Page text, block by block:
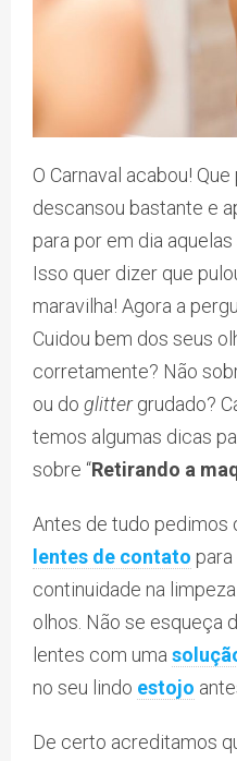
O Carnaval acabou! Que
descansou bastante e
para por em dia
Isso quer dizer que
maravilha! Agora a
Cuidou bem dos seus
corretamente? Não
ou do glittergrudado?
temos algumas dicas
sobre “Retirando a
Antes de tudo pedimos
lentes de contato
continuidade na
olhos. Não se esqueça
lentes com uma
no seu lindo estojo
De certo acreditamos